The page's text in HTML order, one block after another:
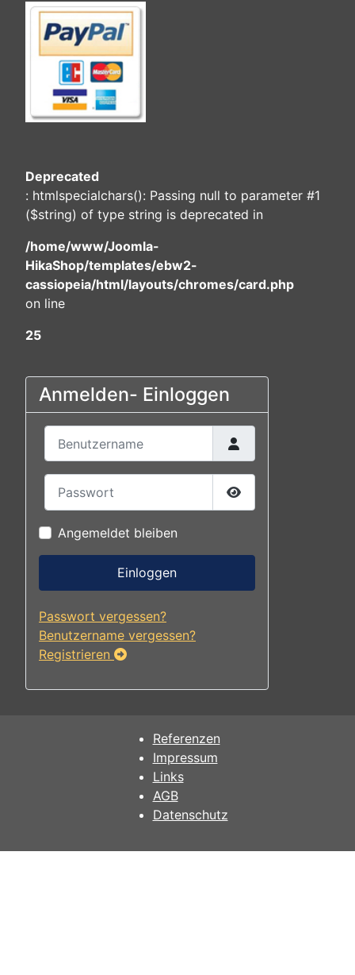
Deprecated
: htmlspecialchars(): Passing null to parameter #1
($string) of type string is deprecated in
/home/www/Joomla-
HikaShop/templates/ebw2-
cassiopeia/html/layouts/chromes/card.php
on line
25
Anmelden- Einloggen
Passwort anzeigen
Angemeldet bleiben
Einloggen
Passwort vergessen?
Benutzername vergessen?
Registrieren
Referenzen
Impressum
Links
AGB
Datenschutz